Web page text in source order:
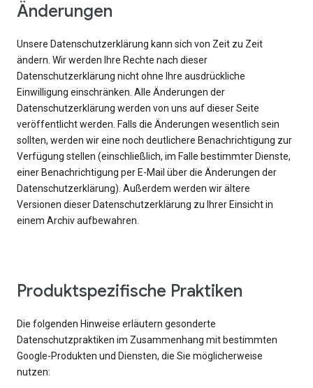
Änderungen
Unsere Datenschutzerklärung kann sich von Zeit zu Zeit
ändern. Wir werden Ihre Rechte nach dieser
Datenschutzerklärung nicht ohne Ihre ausdrückliche
Einwilligung einschränken. Alle Änderungen der
Datenschutzerklärung werden von uns auf dieser Seite
veröffentlicht werden. Falls die Änderungen wesentlich sein
sollten, werden wir eine noch deutlichere Benachrichtigung zur
Verfügung stellen (einschließlich, im Falle bestimmter Dienste,
einer Benachrichtigung per E-Mail über die Änderungen der
Datenschutzerklärung). Außerdem werden wir ältere
Versionen dieser Datenschutzerklärung zu Ihrer Einsicht in
einem Archiv aufbewahren.
Produktspezifische Praktiken
Die folgenden Hinweise erläutern gesonderte
Datenschutzpraktiken im Zusammenhang mit bestimmten
Google-Produkten und Diensten, die Sie möglicherweise
nutzen: